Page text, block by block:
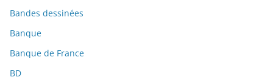
Bandes dessinées
Banque
Banque de France
BD